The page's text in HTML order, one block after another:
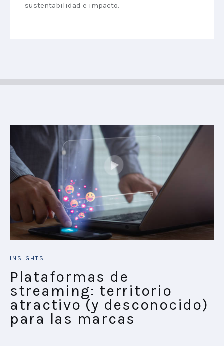
sustentabilidad e impacto.
INSIGHTS
Plataformas de
streaming: territorio
atractivo (y desconocido)
para las marcas